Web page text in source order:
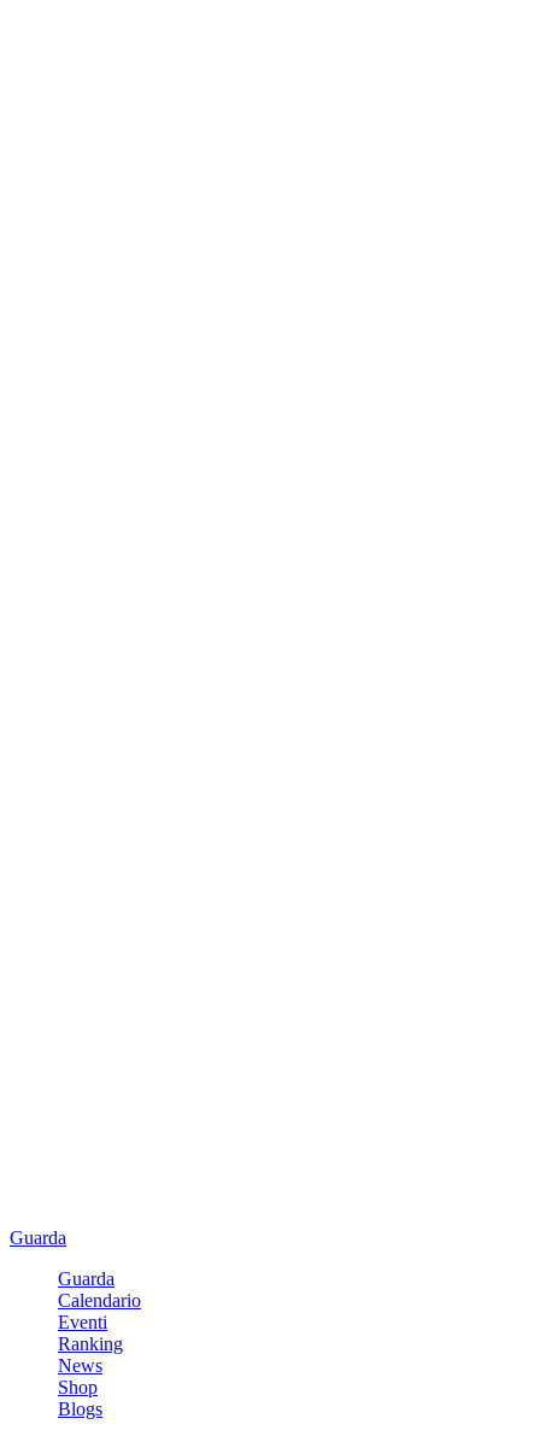
Guarda
Guarda
Calendario
Eventi
Ranking
News
Shop
Blogs